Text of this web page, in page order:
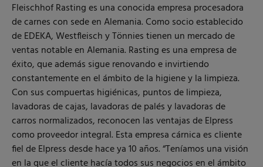
Fleischhof Rasting es una conocida empresa procesadora
de carnes con sede en Alemania. Como socio establecido
de EDEKA, Westfleisch y Tönnies tienen un mercado de
ventas notable en Alemania. Rasting es una empresa de
éxito, que además sigue renovando e invirtiendo
constantemente en el ámbito de la higiene y la limpieza.
Con sus compuertas higiénicas, puntos de limpieza,
lavadoras de cajas, lavadoras de palés y lavadoras de
carros normalizados, reconocen las ventajas de Elpress
como proveedor integral. Esta empresa cárnica es cliente
fiel de Elpress desde hace ya 10 años. “Teníamos una visión
en la que el cliente hacía todos sus negocios en el ámbito